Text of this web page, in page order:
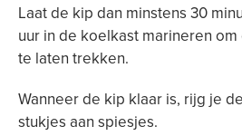
Laat de kip dan minstens 30
uur in de koelkast marineren
te laten trekken.
Wanneer de kip klaar is, rijg je
stukjes aan spiesjes.